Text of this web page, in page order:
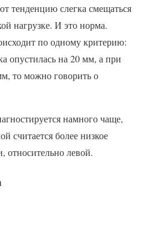
тенденцию слегка смещаться
нагрузке. И это норма.
по одному критерию:
опустилась на 20 мм, а при
то можно говорить о
намного чаще,
считается более низкое
относительно левой.